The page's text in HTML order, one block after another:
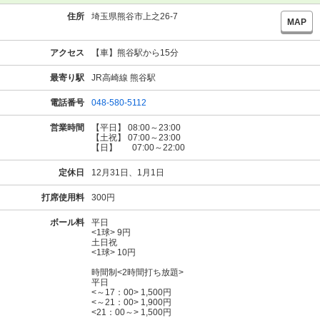
住所 埼玉県熊谷市上之26-7
MAP
アクセス 【車】熊谷駅から15分
最寄り駅 JR高崎線 熊谷駅
電話番号 048-580-5112
営業時間
【平日】 08:00～23:00
【土祝】 07:00～23:00
【日】 07:00～22:00
定休日 12月31日、1月1日
打席使用料 300円
ボール料
平日
<1球> 9円
土日祝
<1球> 10円
時間制<2時間打ち放題>
平日
<～17：00> 1,500円
<～21：00> 1,900円
<21：00～> 1,500円